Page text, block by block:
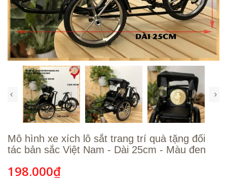
Mô hình xe xích lô sắt trang trí quà tặng đối
tác bản sắc Việt Nam - Dài 25cm - Màu đen
198.000₫